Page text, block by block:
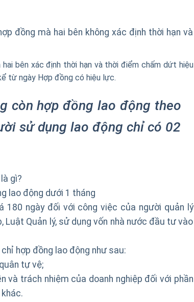
đồng mà hai bên không xác định thời hạn và
bên xác định thời hạn và thời điểm chấm dứt hiệu
từ ngày Hợp đồng có hiệu lực.
còn hợp đồng lao động theo
sử dụng lao động chỉ có 02
gì?
lao động dưới 1 tháng
180 ngày đối với công việc của người quản lý
Luật Quản lý, sử dụng vốn nhà nước đầu tư vào
hợp đồng lao động như sau:
tự vệ;
và trách nhiệm của doanh nghiệp đối với phần